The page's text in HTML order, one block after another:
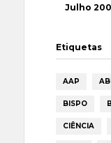
Julho
Etiquetas
AAP
BISPO
CIÊNCIA